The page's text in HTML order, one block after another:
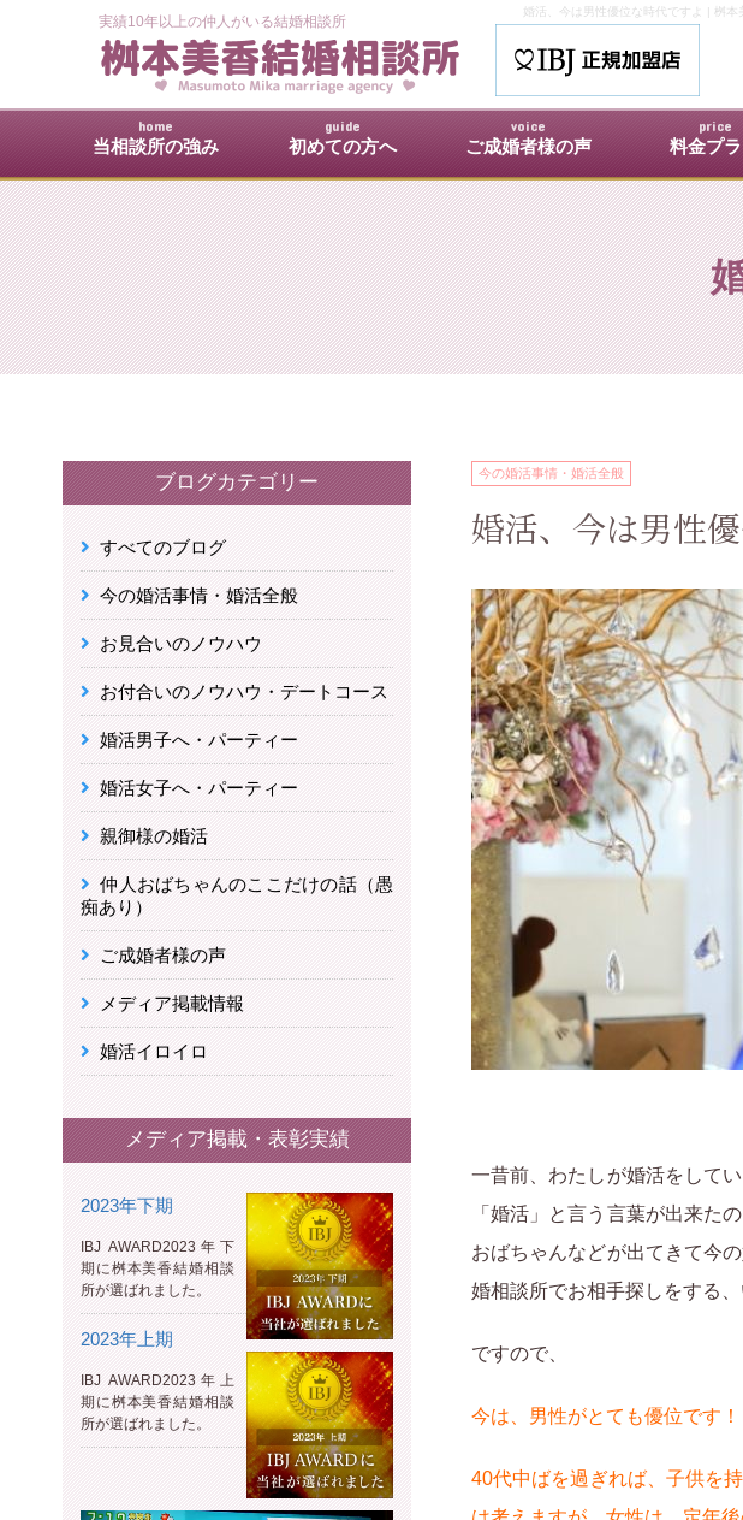
婚活、今は男性優位な時代ですよ | 桝
実績10年以上の仲人がいる結婚相談所
home
当相談所の強み
guide
初めての方へ
voice
ご成婚者様の声
price
料金プ
今の婚活事情・婚活全般
婚活、今は男性
一昔前、わたしが婚活をして
「婚活」と言う言葉が出来た
おばちゃんなどが出てきて今
婚相談所でお相手探しをする
ですので、
今は、男性がとても優位です！
40代中ばを過ぎれば、子供を
ブログカテゴリー
すべてのブログ
今の婚活事情・婚活全般
お見合いのノウハウ
お付合いのノウハウ・デートコース
婚活男子へ・パーティー
婚活女子へ・パーティー
親御様の婚活
仲人おばちゃんのここだけの話（愚
痴あり）
ご成婚者様の声
メディア掲載情報
婚活イロイロ
メディア掲載・表彰実績
2023年下期
IBJ AWARD2023年下
期に桝本美香結婚相談
所が選ばれました。
2023年上期
IBJ AWARD2023年上
期に桝本美香結婚相談
所が選ばれました。